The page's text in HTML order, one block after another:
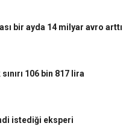
bir ayda 14 milyar avro arttı
106 bin 817 lira
istediği eksperi